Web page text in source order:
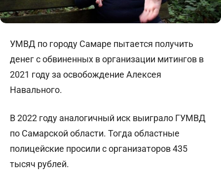
УМВД по городу Самаре пытается получить
денег с обвиненных в организации митингов в
2021 году за освобождение Алексея
Навального.
В 2022 году аналогичный иск выиграло ГУМВД
по Самарской области. Тогда областные
полицейские просили с организаторов 435
тысяч рублей.